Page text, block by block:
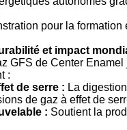
pour la
et impact
GFS de Center
:
de serre : La
de gaz à effet de
: Soutient la